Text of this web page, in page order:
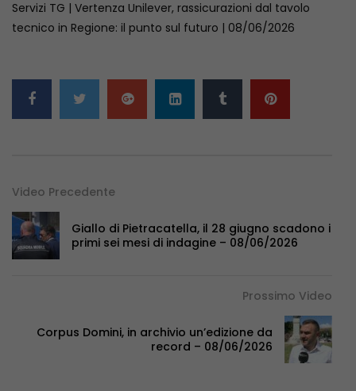
Servizi TG | Vertenza Unilever, rassicurazioni dal tavolo
tecnico in Regione: il punto sul futuro | 08/06/2026
Video Precedente
Giallo di Pietracatella, il 28 giugno scadono i
primi sei mesi di indagine – 08/06/2026
Prossimo Video
Corpus Domini, in archivio un’edizione da
record – 08/06/2026